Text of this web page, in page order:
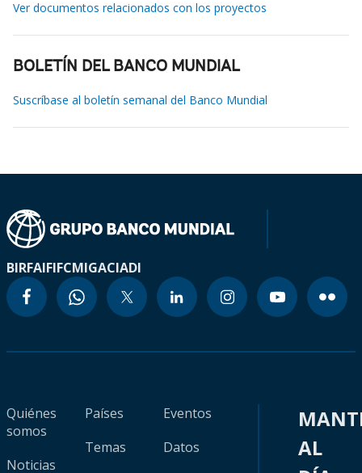
Ver documentos relacionados con los proyectos
BOLETÍN DEL BANCO MUNDIAL
Suscríbase al boletín semanal del Banco Mundial
BIRFAIFIFCMIGACIADI
Quiénes
somos
Noticias
Países
Temas
Eventos
Datos
AL